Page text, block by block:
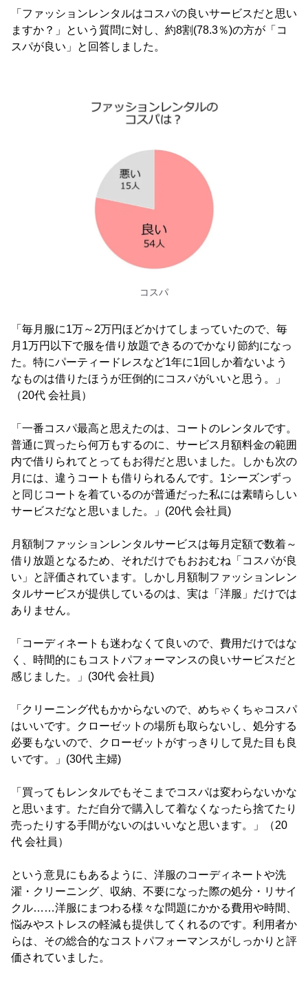
「ファッションレンタルはコスパの良いサービスだと思い
ますか？」という質問に対し、約8割(78.3％)の方が「コ
スパが良い」と回答しました。
コスパ
「毎月服に1万～2万円ほどかけてしまっていたので、毎
月1万円以下で服を借り放題できるのでかなり節約になっ
た。特にパーティードレスなど1年に1回しか着ないよう
なものは借りたほうが圧倒的にコスパがいいと思う。」
（20代 会社員）
「一番コスパ最高と思えたのは、コートのレンタルです。
普通に買ったら何万もするのに、サービス月額料金の範囲
内で借りられてとってもお得だと思いました。しかも次の
月には、違うコートも借りられるんです。1シーズンずっ
と同じコートを着ているのが普通だった私には素晴らしい
サービスだなと思いました。」(20代 会社員)
月額制ファッションレンタルサービスは毎月定額で数着～
借り放題となるため、それだけでもおおむね「コスパが良
い」と評価されています。しかし月額制ファッションレン
タルサービスが提供しているのは、実は「洋服」だけでは
ありません。
「コーディネートも迷わなくて良いので、費用だけではな
く、時間的にもコストパフォーマンスの良いサービスだと
感じました。」(30代 会社員)
「クリーニング代もかからないので、めちゃくちゃコスパ
はいいです。クローゼットの場所も取らないし、処分する
必要もないので、クローゼットがすっきりして見た目も良
いです。」(30代 主婦)
「買ってもレンタルでもそこまでコスパは変わらないかな
と思います。ただ自分で購入して着なくなったら捨てたり
売ったりする手間がないのはいいなと思います。」（20
代 会社員）
という意見にもあるように、洋服のコーディネートや洗
濯・クリーニング、収納、不要になった際の処分・リサイ
クル……洋服にまつわる様々な問題にかかる費用や時間、
悩みやストレスの軽減も提供してくれるのです。利用者か
らは、その総合的なコストパフォーマンスがしっかりと評
価されていました。